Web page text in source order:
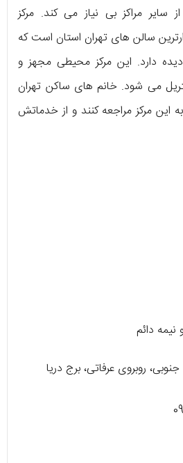
سایر مراکز بی نیاز می کند. مرکز
سالن های تهران استان است که
دارد. این مرکز محیطی مجهز و
می شود. خانم های ساکن تهران
این مرکز مراجعه کنند و از خدماتش
دائم
روبروی عرفاتی، برج دریا